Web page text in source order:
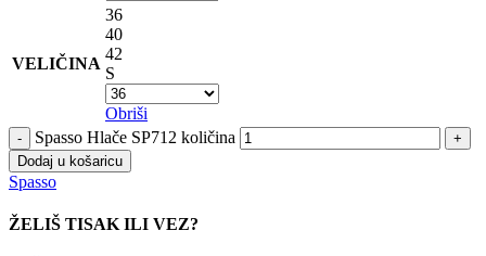
VELIČINA
36
40
42
S
Obriši
Spasso Hlače SP712 količina
Dodaj u košaricu
Spasso
ŽELIŠ TISAK ILI VEZ?